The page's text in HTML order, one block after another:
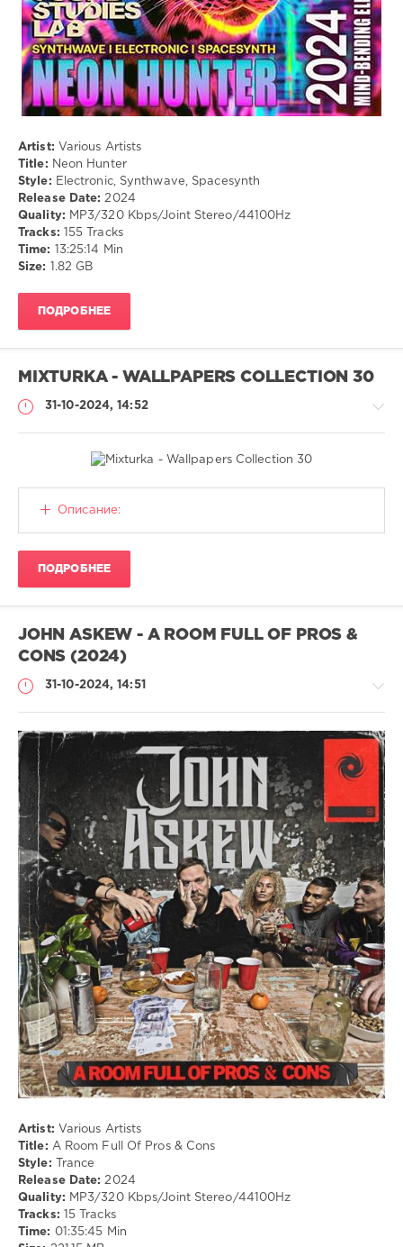
Artist: Various Artists
Title: Neon Hunter
Style: Electronic, Synthwave, Spacesynth
Release Date: 2024
Quality: MP3/320 Kbps/Joint Stereo/44100Hz
Tracks: 155 Tracks
Time:
13:25:14 Min
Size:
1.82 GB
ПОДРОБНЕЕ
MIXTURKA - WALLPAPERS COLLECTION 30
31-10-2024, 14:52
Обои
226
Обои,
рабочий,
стол,
mixture,
mix
Описание:
ПОДРОБНЕЕ
JOHN ASKEW - A ROOM FULL OF PROS &
CONS (2024)
31-10-2024, 14:51
Музыка
drakon-
55
209
0
Trance
Artist: Various Artists
Title: A Room Full Of Pros & Cons
Style: Trance
Release Date: 2024
Quality: MP3/320 Kbps/Joint Stereo/44100Hz
Tracks: 15 Tracks
Time: 01:35:45 Min